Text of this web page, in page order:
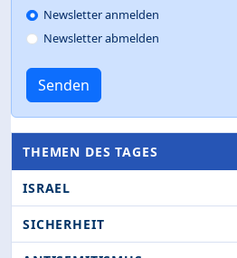
Newsletter anmelden
Newsletter abmelden
Senden
THEMEN DES TAGES
ISRAEL
SICHERHEIT